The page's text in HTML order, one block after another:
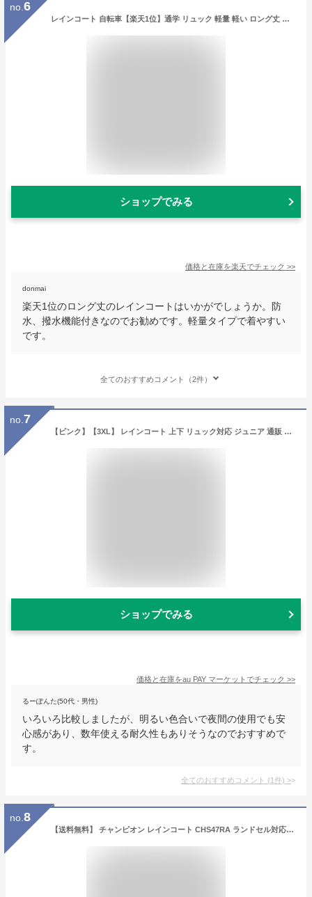
no. 6
レインコート 自転車【楽天1位】通学 リュック 軽量 軽い ロング丈 袖あり レインポンチョ レディース メンズ 前開き ファスナー ポンチョ おしゃれ かわいい 人気 大きいサイズ カッパ バイク 原付 ランキング1位獲得 防水 撥水 メール便 送料無料
ショップでみる
価格と在庫を楽天でチェック >>
donmai
楽天1位のロング丈のレインコートはいかがでしょうか。防
水、撥水機能付きなのでお勧めです。軽量タイプで着やすい
です。
全てのおすすめコメント（2件）
no. 7
【ピンク】【3XL】 レインコート 上下 リュック対応 ジュニア 通販 レインスーツ 小学生 中学生 子供 キッズ ランドセル対応 ランドセル
ショップでみる
価格と在庫をau PAY マーケット でチェック >>
るーぽんた(50代・男性)
いろいろ比較しましたが、明るい色合いで夜間の使用でも安
心感があり、数年使える耐久性もありそうなのでおすすめで
す。
全てのおすすめコメント (1件) >
no. 8
【送料無料】 チャンピオン レインコート CHS47RA ランドセル対応 リュック対応 140cm 150cm 160cm ランドセルコート 雨具 レイングッズ 通学用 ランドセル リュック 男の子 女の子 女子 男子 通学 学校 林間学校 遠足 校外学習 キャンプ 子供 ジュニア champion おしゃれ 傘